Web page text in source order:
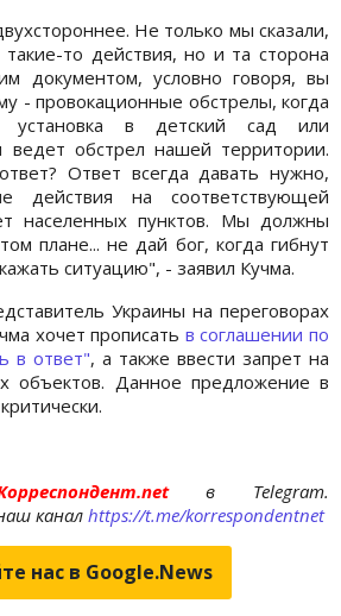
Не только мы сказали,
то действия, но и та сторона
документом, условно говоря, вы
- провокационные обстрелы, когда
установка в детский сад или
ведет обстрел нашей территории.
Ответ всегда давать нужно,
действия на соответствующей
населенных пунктов. Мы должны
плане... не дай бог, когда гибнут
ситуацию", - заявил Кучма.
Украины на переговорах
хочет прописать в соглашении по
в ответ", а также ввести запрет на
объектов. Данное предложение в
в Telegram.
канал https://t.me/korrespondentnet
нас в Google.News